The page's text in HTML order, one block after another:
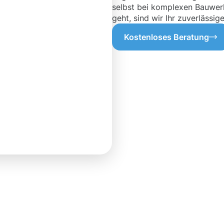
selbst bei komplexen
geht, sind wir Ihr
Kostenloses Beratung